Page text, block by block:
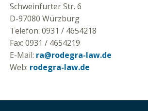
Schweinfurter Str. 6
D-97080 Würzburg
Telefon: 0931 / 4654218
Fax: 0931 / 4654219
E-Mail: ra@rodegra-law.de
Web: rodegra-law.de